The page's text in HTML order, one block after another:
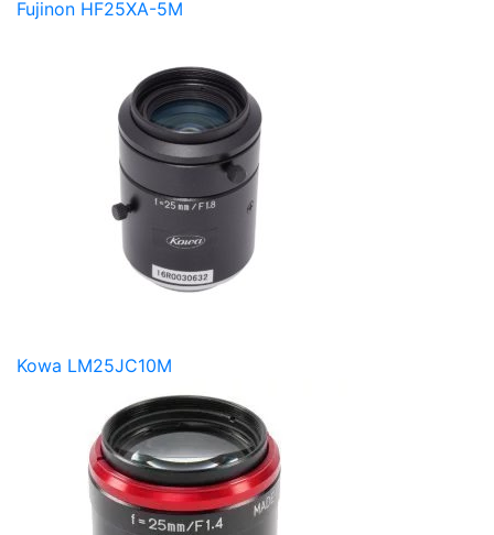
Fujinon HF25XA-5M
Kowa LM25JC10M